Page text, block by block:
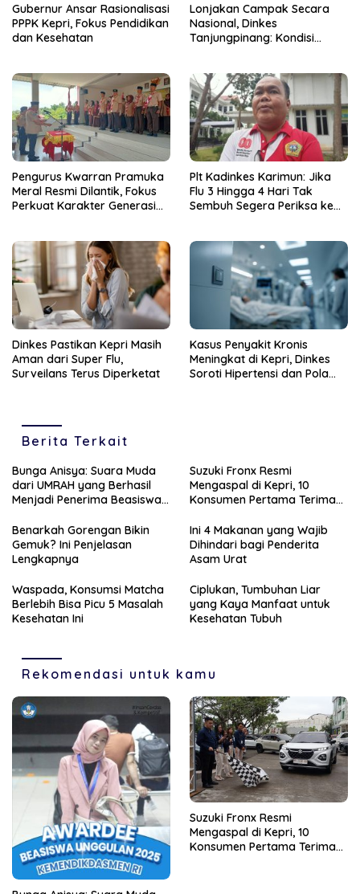
Gubernur Ansar Rasionalisasi
PPPK Kepri, Fokus Pendidikan
dan Kesehatan
Lonjakan Campak Secara
Nasional, Dinkes
Tanjungpinang: Kondisi
Pengurus Kwarran Pramuka
Meral Resmi Dilantik, Fokus
Perkuat Karakter Generasi
Plt Kadinkes Karimun: Jika
Flu 3 Hingga 4 Hari Tak
Sembuh Segera Periksa ke
Dinkes Pastikan Kepri Masih
Aman dari Super Flu,
Surveilans Terus Diperketat
Kasus Penyakit Kronis
Meningkat di Kepri, Dinkes
Soroti Hipertensi dan Pola
Berita Terkait
Bunga Anisya: Suara Muda
dari UMRAH yang Berhasil
Menjadi Penerima Beasiswa
Suzuki Fronx Resmi
Mengaspal di Kepri, 10
Konsumen Pertama Terima
Benarkah Gorengan Bikin
Gemuk? Ini Penjelasan
Lengkapnya
Ini 4 Makanan yang Wajib
Dihindari bagi Penderita
Asam Urat
Waspada, Konsumsi Matcha
Berlebih Bisa Picu 5 Masalah
Kesehatan Ini
Ciplukan, Tumbuhan Liar
yang Kaya Manfaat untuk
Kesehatan Tubuh
Rekomendasi untuk kamu
Suzuki Fronx Resmi
Mengaspal di Kepri, 10
Konsumen Pertama Terima